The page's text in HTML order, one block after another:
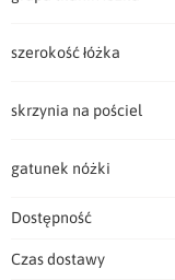
szerokość łóżka
skrzynia na pościel
gatunek nóżki
Dostępność
Czas dostawy